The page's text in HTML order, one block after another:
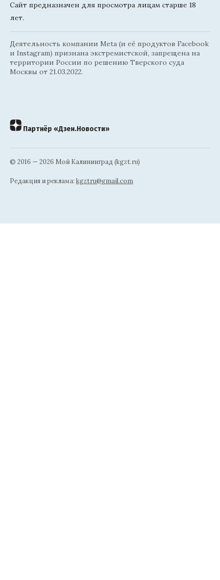
Сайт предназначен для просмотра лицам старше 18
лет.
Деятельность компании Meta (и её продуктов Facebook
и Instagram) признана экстремистской, запрещена на
территории России по решению Тверского суда
Москвы от 21.03.2022.
Партнёр «Дзен.Новости»
© 2016 — 2026 Мой Калининград (kgzt.ru)
Редакция и реклама: kgztru@gmail.com